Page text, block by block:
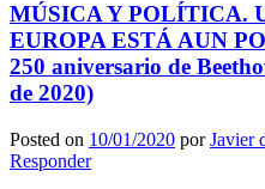
MÚSICA Y POLÍTICA.
EUROPA ESTÁ AUN
250 aniversario de
de 2020)
Posted on 10/01/2020 porJavier
Responder